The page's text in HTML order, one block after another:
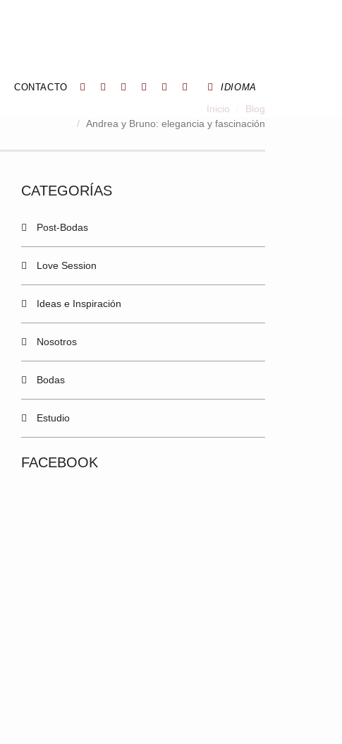
CONTACTO IDIOMA
Inicio
Blog
Andrea y Bruno: elegancia y fascinación
CATEGORÍAS
Post-Bodas
Love Session
Ideas e Inspiración
Nosotros
Bodas
Estudio
FACEBOOK